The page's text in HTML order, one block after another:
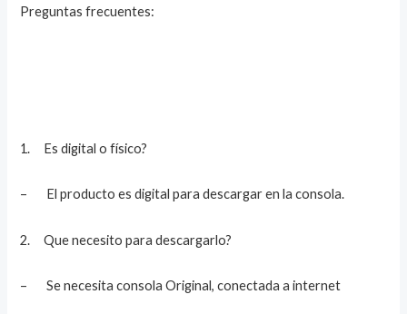
Preguntas frecuentes:
1. Es digital o físico?
– El producto es digital para descargar en la consola.
2. Que necesito para descargarlo?
– Se necesita consola Original, conectada a internet